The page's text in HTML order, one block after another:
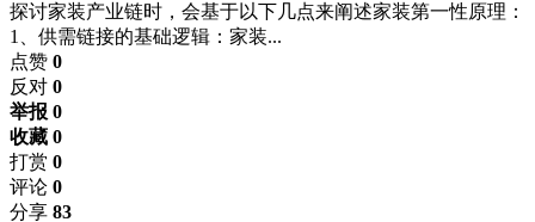
探讨家装产业链时，会基于以下几点来阐述家装第一性原理：
1、供需链接的基础逻辑：家装...
点赞 0
反对 0
举报 0
收藏 0
打赏 0
评论 0
分享 83